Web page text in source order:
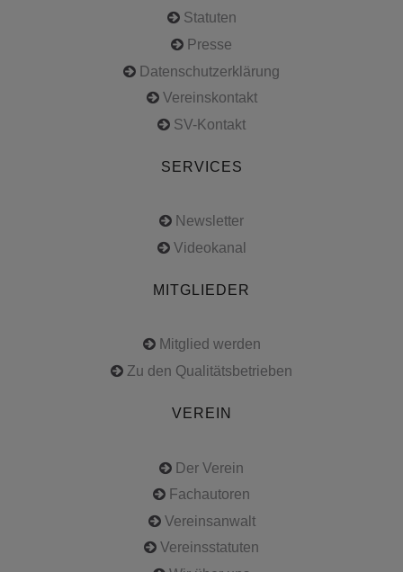
Statuten
Presse
Datenschutzerklärung
Vereinskontakt
SV-Kontakt
SERVICES
Newsletter
Videokanal
MITGLIEDER
Mitglied werden
Zu den Qualitätsbetrieben
VEREIN
Der Verein
Fachautoren
Vereinsanwalt
Vereinsstatuten